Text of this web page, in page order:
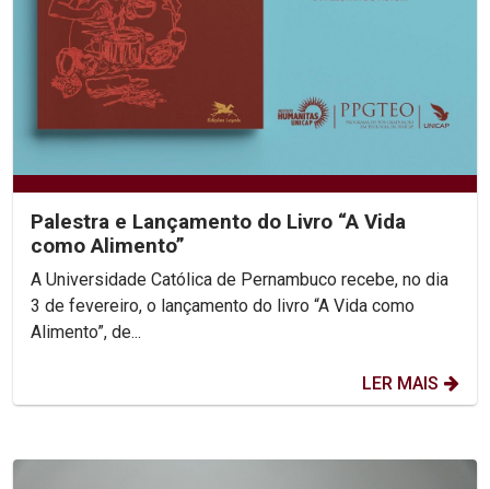
Palestra e Lançamento do Livro “A Vida
como Alimento”
A Universidade Católica de Pernambuco recebe, no dia
3 de fevereiro, o lançamento do livro “A Vida como
Alimento”, de...
LER MAIS